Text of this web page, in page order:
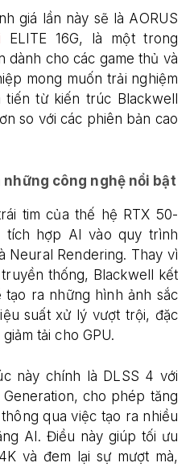
giá lần này sẽ là AORUS
ELITE 16G, là một trong
dành cho các game thủ và
mong muốn trải nghiệm
từ kiến trúc Blackwell
so với các phiên bản cao
công nghệ nổi bật
tim của thế hệ RTX 50-
tích hợp AI vào quy trình
Neural Rendering. Thay vì
thống, Blackwell kết
ra những hình ảnh sắc
suất xử lý vượt trội, đặc
tải cho GPU.
này chính là DLSS 4 với
cho phép tăng
qua việc tạo ra nhiều
AI. Điều này giúp tối ưu
và đem lại sự mượt mà,